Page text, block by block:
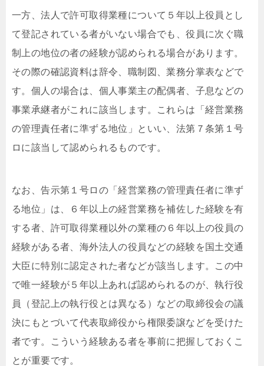
一方、法人で許可取得業種について５年以上役員とし
て登記されている者がいない場合でも、役員に次ぐ職
制上の地位の者の経験が認められる場合があります。
その際の確認資料は辞令、職制図、業務分掌表などで
す。個人の場合は、個人事業主の配偶者、子息などの
事業承継者がこれに該当します。これらは「経営業務
の管理責任者に準ずる地位」といい、法第７条第１号
ロに該当して認められるものです。
なお、告示第１号ロの「経営業務の管理責任者に準ず
る地位」は、６年以上の経営業務を補佐した経験を有
する者、許可取得業種以外の業種の６年以上の役員の
経験がある者、海外法人の役員などの経験を国土交通
大臣に特別に認定された者などが該当します。この中
で唯一経験が５年以上あれば認められるのが、執行役
員（登記上の執行役とは異なる）などの取締役会の議
決にもとづいて代表取締役から権限委譲などを受けた
者です。こういう経験ある者を事前に把握しておくこ
とが重要です。